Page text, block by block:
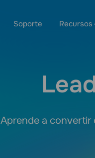
Soporte Recursos
Aprende a convertir